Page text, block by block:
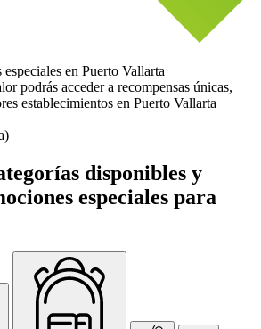
en Puerto Vallarta
podrás acceder a recompensas únicas,
establecimientos en Puerto Vallarta
disponibles y
especiales para